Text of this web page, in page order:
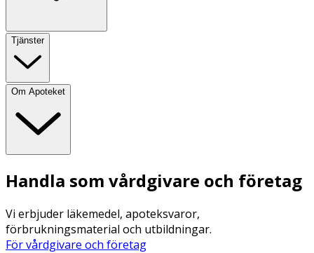
Tjänster
Om Apoteket
Handla som vårdgivare och företag
Vi erbjuder läkemedel, apoteksvaror,
förbrukningsmaterial och utbildningar.
För vårdgivare och företag